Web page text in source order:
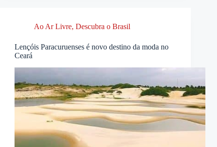
Ao Ar Livre, Descubra o Brasil
Lençóis Paracuruenses é novo destino da moda no
Ceará